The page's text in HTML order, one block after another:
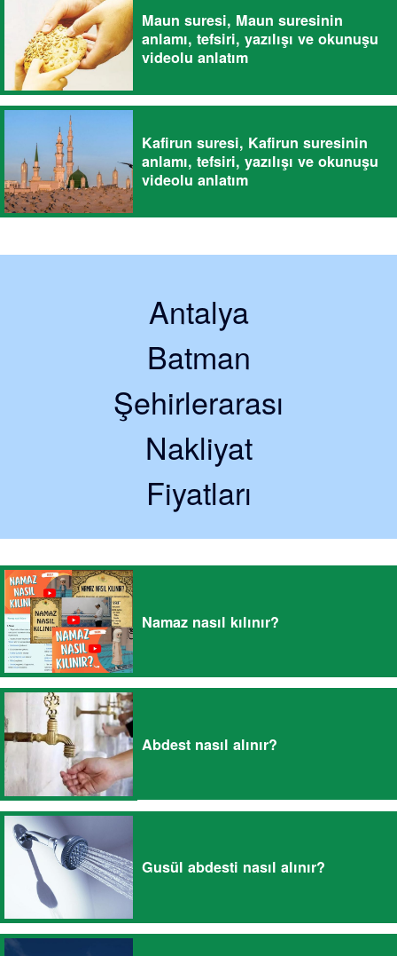
Maun suresi, Maun suresinin
anlamı, tefsiri, yazılışı ve okunuşu
videolu anlatım
Kafirun suresi, Kafirun suresinin
anlamı, tefsiri, yazılışı ve okunuşu
videolu anlatım
Antalya
Batman
Şehirlerarası
Nakliyat
Fiyatları
Namaz nasıl kılınır?
Abdest nasıl alınır?
Gusül abdesti nasıl alınır?